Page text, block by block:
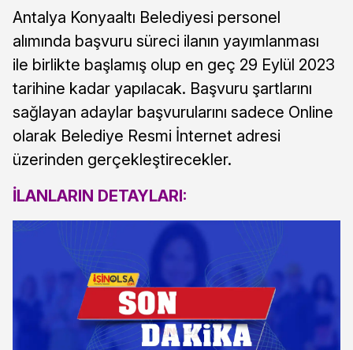
Antalya Konyaaltı Belediyesi personel
alımında başvuru süreci ilanın yayımlanması
ile birlikte başlamış olup en geç 29 Eylül 2023
tarihine kadar yapılacak. Başvuru şartlarını
sağlayan adaylar başvurularını sadece Online
olarak Belediye Resmi İnternet adresi
üzerinden gerçekleştirecekler.
İLANLARIN DETAYLARI: